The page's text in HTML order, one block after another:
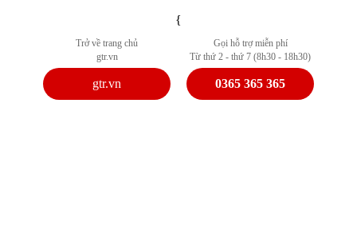
{
Trở về trang chủ
gtr.vn
gtr.vn
Gọi hỗ trợ miễn phí
Từ thứ 2 - thứ 7 (8h30 - 18h30)
0365 365 365